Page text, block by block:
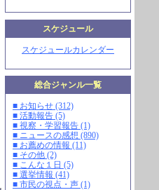
スケジュール
スケジュールカレンダー
総合ジャンル一覧
■ お知らせ (312)
■ 活動報告 (5)
■ 視察・学習報告 (1)
■ ニュースの感想 (890)
■ お薦めの情報 (11)
■ その他 (2)
■ こんな１日 (5)
■ 選挙情報 (41)
■ 市民の視点・声 (1)